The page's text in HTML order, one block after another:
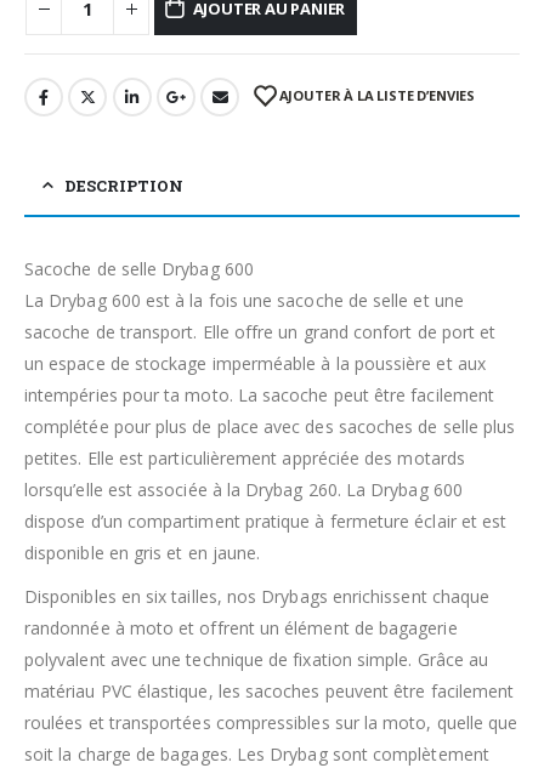
AJOUTER AU PANIER
AJOUTER À LA LISTE D’ENVIES
DESCRIPTION
Sacoche de selle Drybag 600
La Drybag 600 est à la fois une sacoche de selle et une
sacoche de transport. Elle offre un grand confort de port et
un espace de stockage imperméable à la poussière et aux
intempéries pour ta moto. La sacoche peut être facilement
complétée pour plus de place avec des sacoches de selle plus
petites. Elle est particulièrement appréciée des motards
lorsqu’elle est associée à la Drybag 260. La Drybag 600
dispose d’un compartiment pratique à fermeture éclair et est
disponible en gris et en jaune.
Disponibles en six tailles, nos Drybags enrichissent chaque
randonnée à moto et offrent un élément de bagagerie
polyvalent avec une technique de fixation simple. Grâce au
matériau PVC élastique, les sacoches peuvent être facilement
roulées et transportées compressibles sur la moto, quelle que
soit la charge de bagages. Les Drybag sont complètement